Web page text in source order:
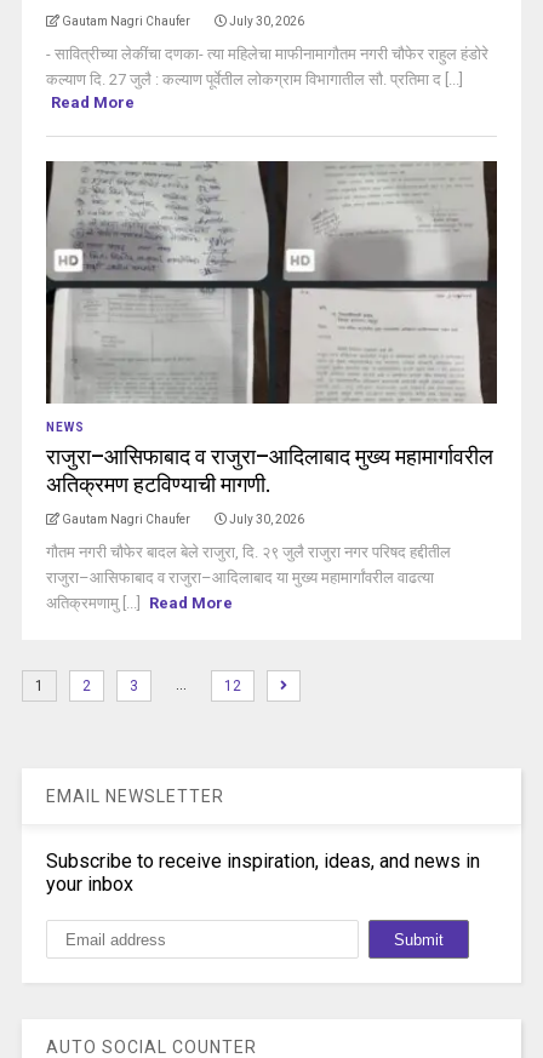
Gautam Nagri Chaufer July 30, 2026
- सावित्रीच्या लेकींचा दणका- त्या महिलेचा माफीनामागौतम नगरी चौफेर राहुल हंडोरे
कल्याण दि. 27 जुलै : कल्याण पूर्वेतील लोकग्राम विभागातील सौ. प्रतिमा द [...]
Read More
NEWS
राजुरा–आसिफाबाद व राजुरा–आदिलाबाद मुख्य महामार्गावरील
अतिक्रमण हटविण्याची मागणी.
Gautam Nagri Chaufer July 30, 2026
गौतम नगरी चौफेर बादल बेले राजुरा, दि. २९ जुलै राजुरा नगर परिषद हद्दीतील
राजुरा–आसिफाबाद व राजुरा–आदिलाबाद या मुख्य महामार्गांवरील वाढत्या
अतिक्रमणामु [...]
Read More
1 2 3 … 12
EMAIL NEWSLETTER
Subscribe to receive inspiration, ideas, and news in
your inbox
AUTO SOCIAL COUNTER